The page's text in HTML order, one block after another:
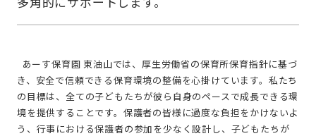
き、安全で信頼できる保育環境の整備を心掛けています。私たち
の目標は、全ての子どもたちが彼ら自身のペースで成長できる環
境を提供することです。保護者の皆様に過度な負担をかけないよ
う、行事における保護者の参加を少なく設計し、子どもたちが